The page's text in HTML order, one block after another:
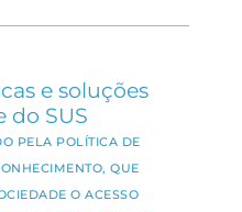
e soluções
do SUS
PELA POLÍTICA DE
QUE
O ACESSO